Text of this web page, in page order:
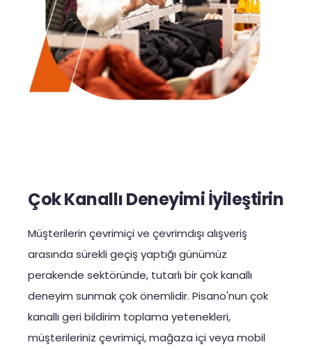
Çok Kanallı Deneyimi İyileştirin
Müşterilerin çevrimiçi ve çevrimdışı alışveriş
arasında sürekli geçiş yaptığı günümüz
perakende sektöründe, tutarlı bir çok kanallı
deneyim sunmak çok önemlidir. Pisano'nun çok
kanallı geri bildirim toplama yetenekleri,
müşterileriniz çevrimiçi, mağaza içi veya mobil